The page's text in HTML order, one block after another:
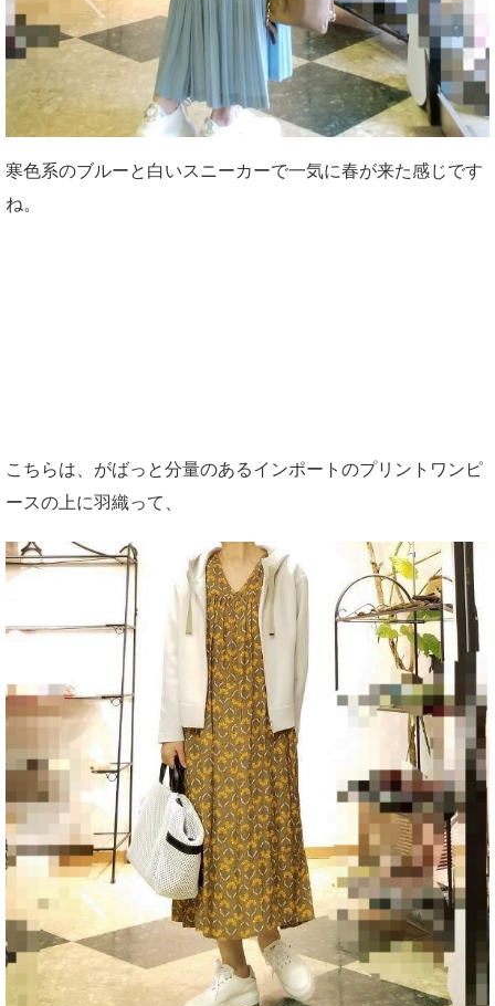
寒色系のブルーと白いスニーカーで一気に春が来た感じです
ね。
こちらは、がばっと分量のあるインポートのプリントワンピ
ースの上に羽織って、